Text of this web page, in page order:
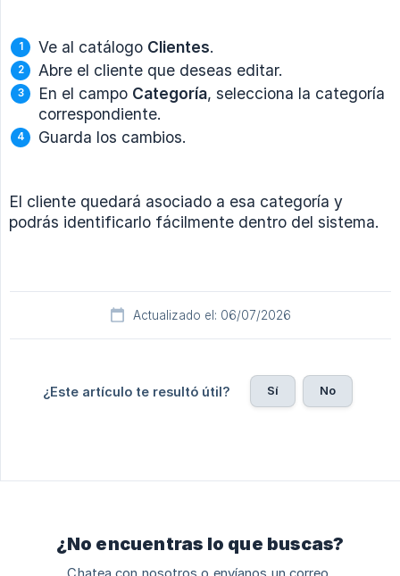
Ve al catálogo Clientes.
Abre el cliente que deseas editar.
En el campo Categoría, selecciona la categoría
correspondiente.
Guarda los cambios.
El cliente quedará asociado a esa categoría y
podrás identificarlo fácilmente dentro del sistema.
Actualizado el: 06/07/2026
¿Este artículo te resultó útil? Sí No
¿No encuentras lo que buscas?